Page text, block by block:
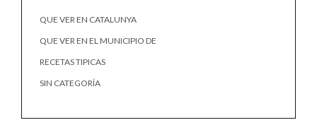
QUE VER EN CATALUNYA
QUE VER EN EL MUNICIPIO DE
RECETAS TIPICAS
SIN CATEGORÍA